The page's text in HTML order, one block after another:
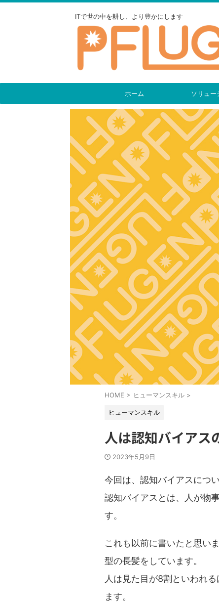
ITで世の中を耕し、より豊かにします
ホーム ソリュー
HOME > ヒューマンスキル >
ヒューマンスキル
人は認知バイアス
2023年5月9日
今回は、認知バイアスにつ
認知バイアスとは、人が物
す。
これも以前に書いたと思い
型の長髪をしています。
人は見た目が8割といわれ
ます。